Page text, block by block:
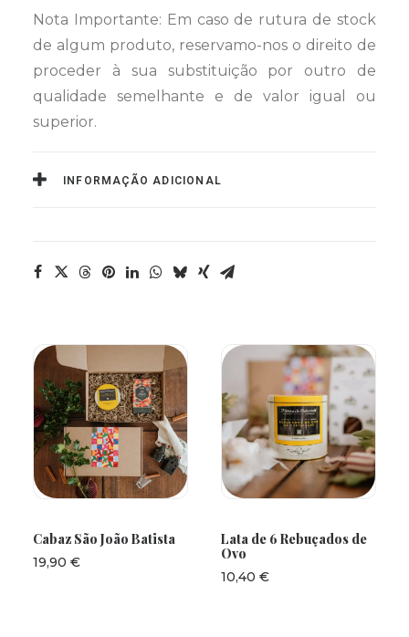
Nota Importante: Em caso de rutura de stock
de algum produto, reservamo-nos o direito de
proceder à sua substituição por outro de
qualidade semelhante e de valor igual ou
superior.
INFORMAÇÃO ADICIONAL
Cabaz São João Batista
19,90 €
Lata de 6 Rebuçados de
Ovo
10,40 €